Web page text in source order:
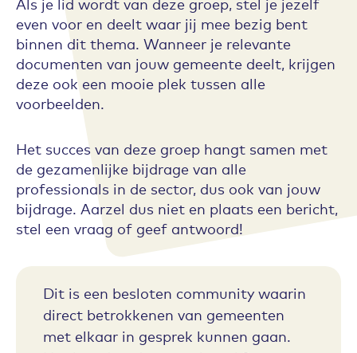
even voor en deelt waar jij mee bezig bent
binnen dit thema. Wanneer je relevante
documenten van jouw gemeente deelt, krijgen
deze ook een mooie plek tussen alle
voorbeelden.
Het succes van deze groep hangt samen met
de gezamenlijke bijdrage van alle
professionals in de sector, dus ook van jouw
bijdrage. Aarzel dus niet en plaats een bericht,
stel een vraag of geef antwoord!
Dit is een besloten community waarin
direct betrokkenen van gemeenten
met elkaar in gesprek kunnen gaan.